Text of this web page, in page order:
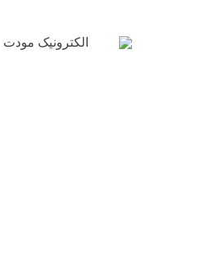
الکترونیک مودت